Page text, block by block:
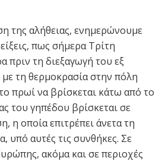
της αλήθειας, ενημερώνουμε
πως σήμερα Τρίτη
πριν τη διεξαγωγή του εξ
τη θερμοκρασία στην πόλη
πρωί να βρίσκεται κάτω από το
του γηπέδου βρίσκεται σε
η οποία επιτρέπει άνετα τη
υπό αυτές τις συνθήκες. Σε
ακόμα και σε περιοχές